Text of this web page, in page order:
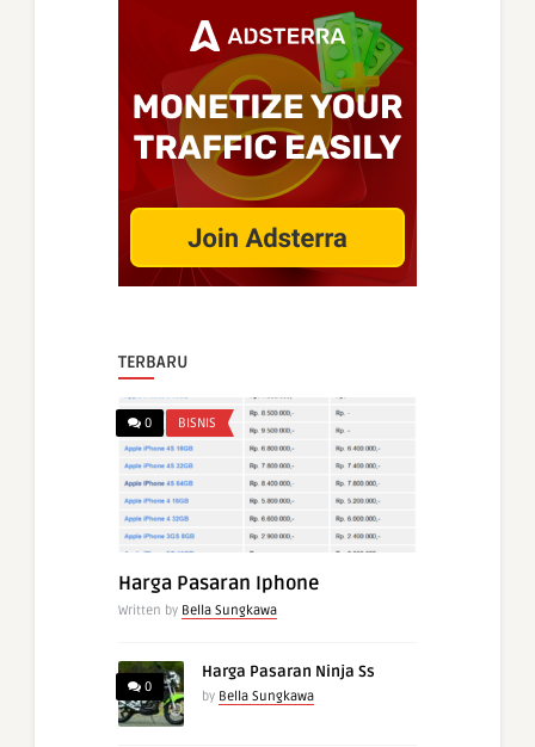
TERBARU
0 BISNIS
Harga Pasaran Iphone
Written by Bella Sungkawa
0
Harga Pasaran Ninja Ss
by Bella Sungkawa